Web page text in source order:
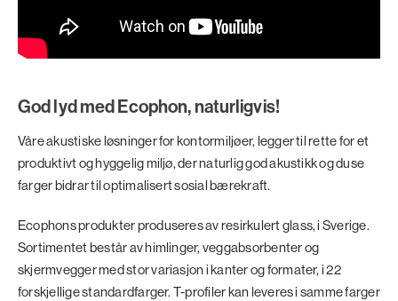
God lyd med Ecophon, naturligvis!
Våre akustiske løsninger for kontormiljøer, legger til rette for et
produktivt og hyggelig miljø, der naturlig god akustikk og duse
farger bidrar til optimalisert sosial bærekraft.
Ecophons produkter produseres av resirkulert glass, i Sverige.
Sortimentet består av himlinger, veggabsorbenter og
skjermvegger med stor variasjon i kanter og formater, i 22
forskjellige standardfarger. T-profiler kan leveres i samme farger